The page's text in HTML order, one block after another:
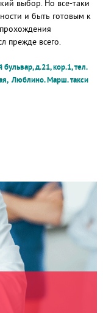
выбор. Но все-таки
и быть готовым к
прежде всего.
д.21, кор.1, тел.
Люблино. Марш. такси